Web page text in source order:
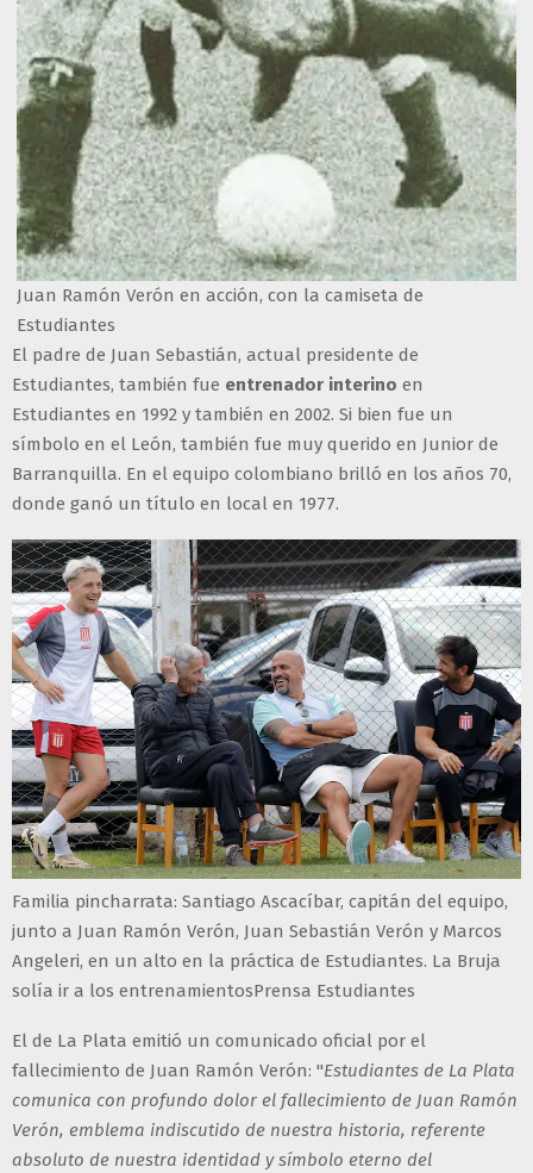
Juan Ramón Verón en acción, con la camiseta de
Estudiantes
El padre de Juan Sebastián, actual presidente de
Estudiantes, también fue entrenador interino en
Estudiantes en 1992 y también en 2002. Si bien fue un
símbolo en el León, también fue muy querido en Junior de
Barranquilla. En el equipo colombiano brilló en los años 70,
donde ganó un título en local en 1977.
Familia pincharrata: Santiago Ascacíbar, capitán del equipo,
junto a Juan Ramón Verón, Juan Sebastián Verón y Marcos
Angeleri, en un alto en la práctica de Estudiantes. La Bruja
solía ir a los entrenamientosPrensa Estudiantes
El de La Plata emitió un comunicado oficial por el
fallecimiento de Juan Ramón Verón: "Estudiantes de La Plata
comunica con profundo dolor el fallecimiento de Juan Ramón
Verón, emblema indiscutido de nuestra historia, referente
absoluto de nuestra identidad y símbolo eterno del